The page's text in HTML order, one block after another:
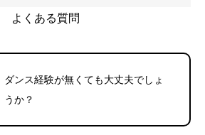
よくある質問
ダンス経験が無くても大丈夫でしょ
うか？